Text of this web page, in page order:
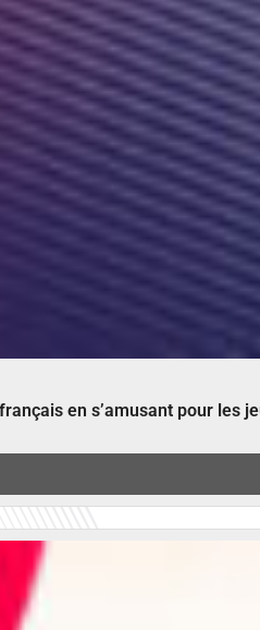
en s’amusant pour les